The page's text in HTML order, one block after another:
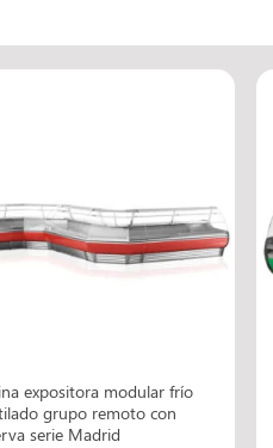
expositora modular frío
grupo remoto con
serie Madrid